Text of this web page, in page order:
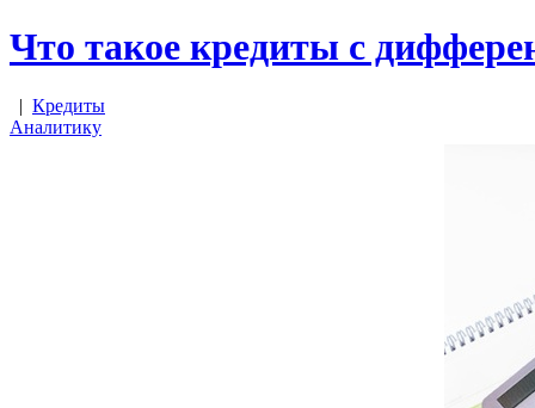
Что такое кредиты с
| Кредиты
Аналитику